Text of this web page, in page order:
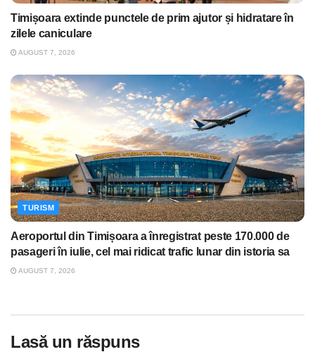
Timișoara extinde punctele de prim ajutor și hidratare în
zilele caniculare
AUGUST 7, 2026
TURISM
Aeroportul din Timișoara a înregistrat peste 170.000 de
pasageri în iulie, cel mai ridicat trafic lunar din istoria sa
AUGUST 7, 2026
Lasă un răspuns